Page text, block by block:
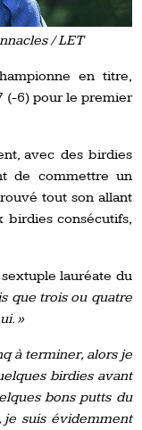
/ LET
en titre,
(-6) pour le premier
avec des birdies
de commettre un
tout son allant
birdies consécutifs,
lauréate du
que trois ou quatre
»
à terminer, alors je
birdies avant
bons putts du
suis évidemment